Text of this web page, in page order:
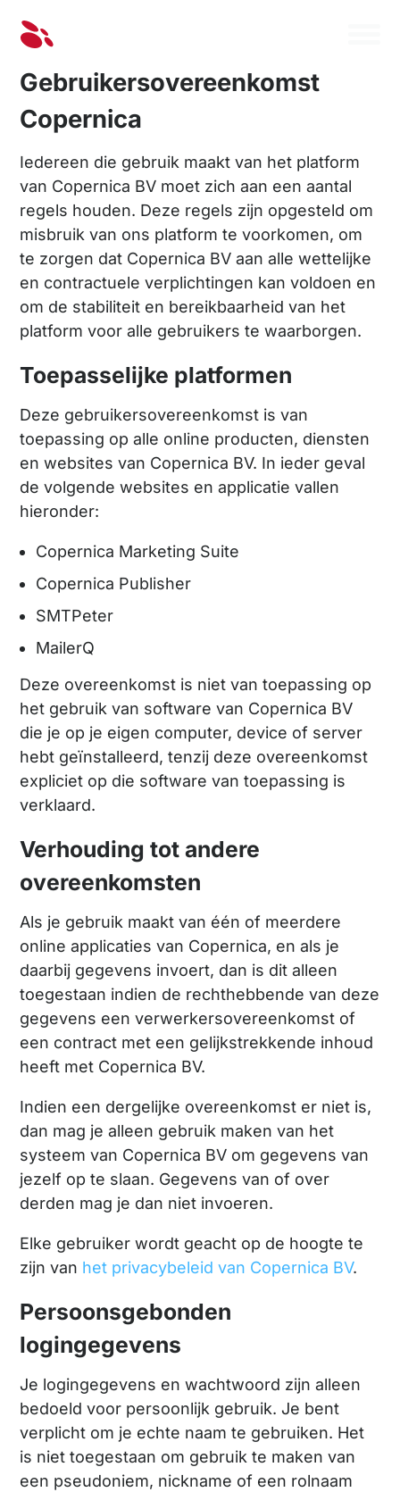
Gebruikersovereenkomst
Copernica
Iedereen die gebruik maakt van het platform
van Copernica BV moet zich aan een aantal
regels houden. Deze regels zijn opgesteld om
misbruik van ons platform te voorkomen, om
te zorgen dat Copernica BV aan alle wettelijke
en contractuele verplichtingen kan voldoen en
om de stabiliteit en bereikbaarheid van het
platform voor alle gebruikers te waarborgen.
Toepasselijke platformen
Deze gebruikersovereenkomst is van
toepassing op alle online producten, diensten
en websites van Copernica BV. In ieder geval
de volgende websites en applicatie vallen
hieronder:
Copernica Marketing Suite
Copernica Publisher
SMTPeter
MailerQ
Deze overeenkomst is niet van toepassing op
het gebruik van software van Copernica BV
die je op je eigen computer, device of server
hebt geïnstalleerd, tenzij deze overeenkomst
expliciet op die software van toepassing is
verklaard.
Verhouding tot andere
overeenkomsten
Als je gebruik maakt van één of meerdere
online applicaties van Copernica, en als je
daarbij gegevens invoert, dan is dit alleen
toegestaan indien de rechthebbende van deze
gegevens een verwerkersovereenkomst of
een contract met een gelijkstrekkende inhoud
heeft met Copernica BV.
Indien een dergelijke overeenkomst er niet is,
dan mag je alleen gebruik maken van het
systeem van Copernica BV om gegevens van
jezelf op te slaan. Gegevens van of over
derden mag je dan niet invoeren.
Elke gebruiker wordt geacht op de hoogte te
zijn van het privacybeleid van Copernica BV.
Persoonsgebonden
logingegevens
Je logingegevens en wachtwoord zijn alleen
bedoeld voor persoonlijk gebruik. Je bent
verplicht om je echte naam te gebruiken. Het
is niet toegestaan om gebruik te maken van
een pseudoniem, nickname of een rolnaam